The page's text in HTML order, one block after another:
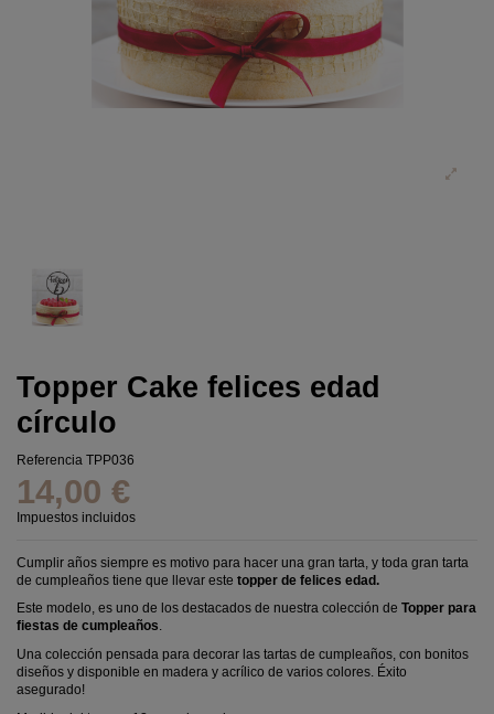
Topper Cake felices edad
círculo
Referencia TPP036
14,00 €
Impuestos incluidos
Cumplir años siempre es motivo para hacer una gran tarta, y toda gran tarta
de cumpleaños tiene que llevar este topper de felices edad.
Este modelo, es uno de los destacados de nuestra colección de Topper para
fiestas de cumpleaños.
Una colección pensada para decorar las tartas de cumpleaños, con bonitos
diseños y disponible en madera y acrílico de varios colores. Éxito
asegurado!